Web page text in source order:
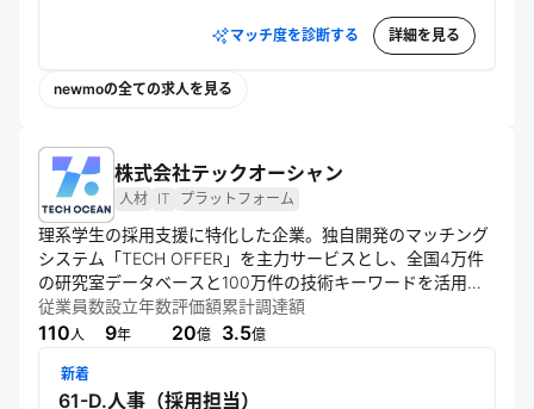
マッチ度を診断する 詳細を見る
newmoの全ての求人を見る
株式会社テックオーシャン
人材 IT プラットフォーム
理系学生の採用支援に特化した企業。独自開発のマッチング
システム「TECH OFFER」を主力サービスとし、全国4万件
の研究室データベースと100万件の技術キーワードを活用し
て企業と学生のマッチングを行う。理系人材の可能性を最大
従業員数
110人
設立年数
9年
評価額
20億
累計調達額
3.5億
新着
61-D.人事（採用担当）